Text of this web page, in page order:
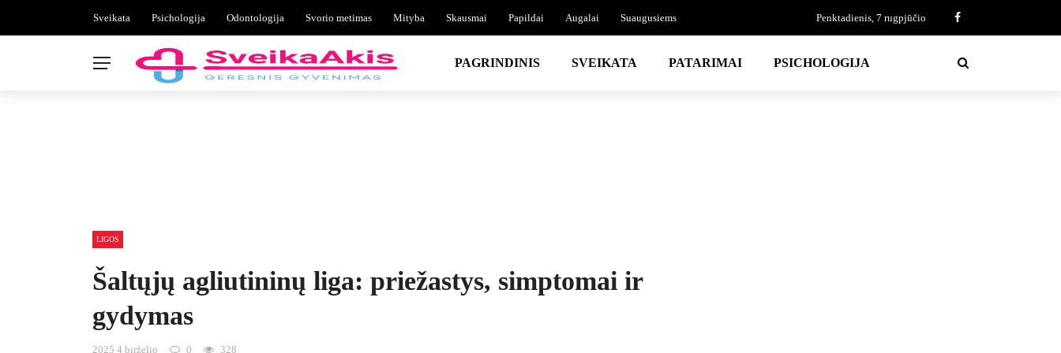
Sveikata Psichologija Odontologija Svorio metimas Mityba Skausmai Papildai Augalai Suaugusiems Penktadienis, 7 rugpjūčio
PAGRINDINIS SVEIKATA PATARIMAI PSICHOLOGIJA
LIGOS
Šaltųjų agliutininų liga: priežastys, simptomai ir
gydymas
2025 4 birželio 0 328